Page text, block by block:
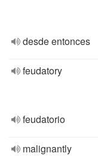
desde entonces
feudatory
feudatorio
malignantly